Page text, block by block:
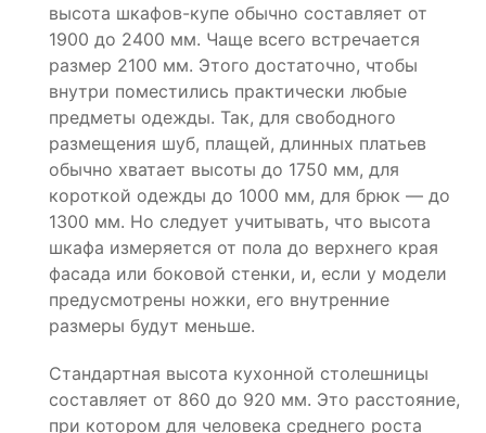
высота шкафов-купе обычно составляет от
1900 до 2400 мм. Чаще всего встречается
размер 2100 мм. Этого достаточно, чтобы
внутри поместились практически любые
предметы одежды. Так, для свободного
размещения шуб, плащей, длинных платьев
обычно хватает высоты до 1750 мм, для
короткой одежды до 1000 мм, для брюк — до
1300 мм. Но следует учитывать, что высота
шкафа измеряется от пола до верхнего края
фасада или боковой стенки, и, если у модели
предусмотрены ножки, его внутренние
размеры будут меньше.
Стандартная высота кухонной столешницы
составляет от 860 до 920 мм. Это расстояние,
при котором для человека среднего роста